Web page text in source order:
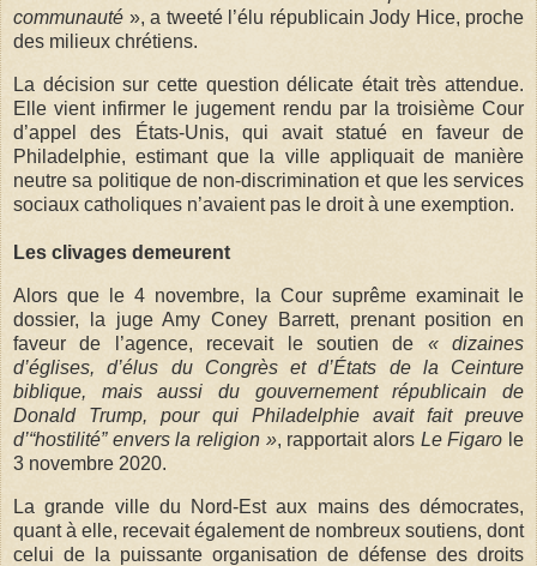
communauté », a tweeté l’élu républicain Jody Hice, proche
des milieux chrétiens.
La décision sur cette question délicate était très attendue.
Elle vient infirmer le jugement rendu par la troisième Cour
d’appel des États-Unis, qui avait statué en faveur de
Philadelphie, estimant que la ville appliquait de manière
neutre sa politique de non-discrimination et que les services
sociaux catholiques n’avaient pas le droit à une exemption.
Les clivages demeurent
Alors que le 4 novembre, la Cour suprême examinait le
dossier, la juge Amy Coney Barrett, prenant position en
faveur de l’agence, recevait le soutien de « dizaines
d’églises, d’élus du Congrès et d’États de la Ceinture
biblique, mais aussi du gouvernement républicain de
Donald Trump, pour qui Philadelphie avait fait preuve
d’“hostilité” envers la religion », rapportait alors Le Figaro le
3 novembre 2020.
La grande ville du Nord-Est aux mains des démocrates,
quant à elle, recevait également de nombreux soutiens, dont
celui de la puissante organisation de défense des droits